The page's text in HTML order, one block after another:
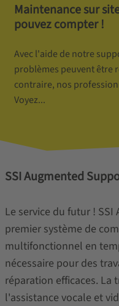
Maintenance sur
pouvez compter !
Avec l'aide de notre
problèmes peuvent être
contraire, nos
Voyez...
SSI Augmented
Le service du futur !
premier système de
multifonctionnel en
nécessaire pour des
réparation efficaces. La
l'assistance vocale et